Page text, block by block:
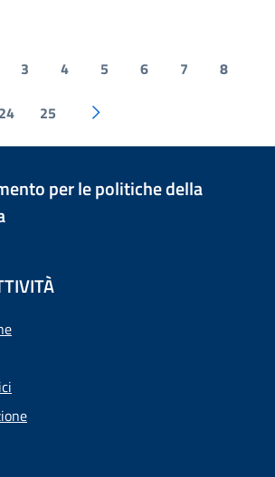
3 4 5 6 7 8
24 25
per le politiche della